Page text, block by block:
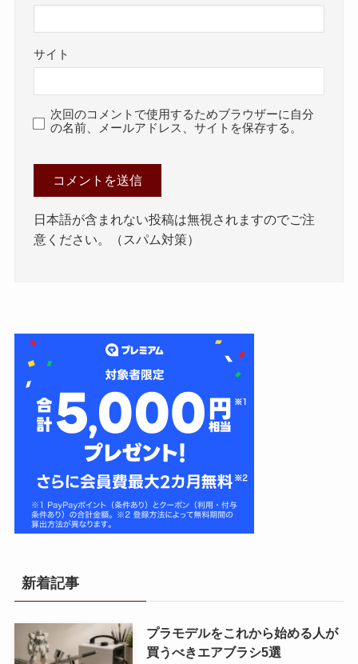
サイト
次回のコメントで使用するためブラウザーに自分
の名前、メールアドレス、サイトを保存する。
日本語が含まれない投稿は無視されますのでご注
意ください。（スパム対策）
新着記事
プラモデルをこれから始める人が
買うべきエアブラシ5選